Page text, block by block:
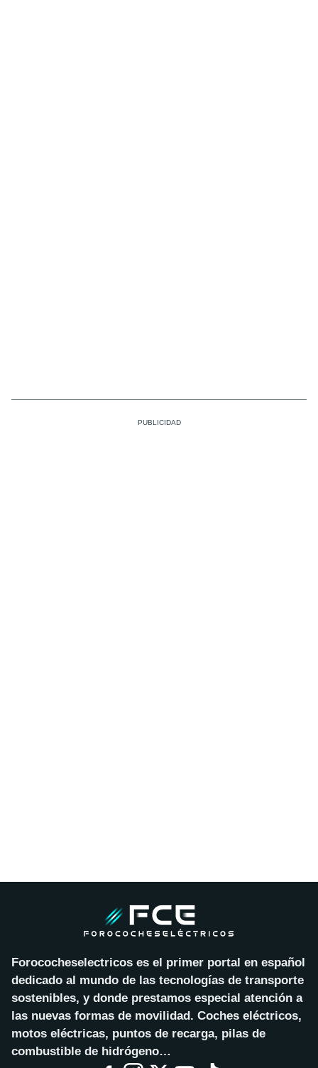
Forococheselectricos es el primer portal en español
dedicado al mundo de las tecnologías de transporte
sostenibles, y donde prestamos especial atención a
las nuevas formas de movilidad. Coches eléctricos,
motos eléctricas, puntos de recarga, pilas de
combustible de hidrógeno…